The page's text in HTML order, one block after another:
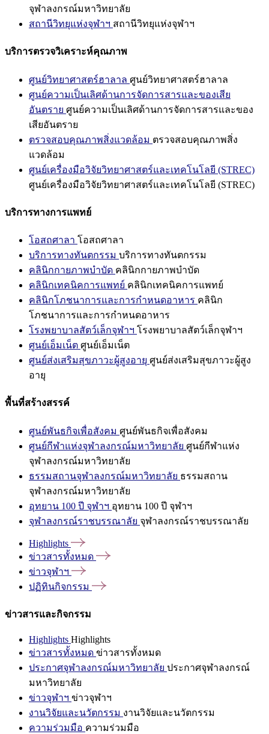
จุฬาลงกรณ์มหาวิทยาลัย
สถานีวิทยุแห่งจุฬาฯ สถานีวิทยุแห่งจุฬาฯ
บริการตรวจวิเคราะห์คุณภาพ
ศูนย์วิทยาศาสตร์ฮาลาล ศูนย์วิทยาศาสตร์ฮาลาล
ศูนย์ความเป็นเลิศด้านการจัดการสารและของเสีย
อันตราย ศูนย์ความเป็นเลิศด้านการจัดการสารและของ
เสียอันตราย
ตรวจสอบคุณภาพสิ่งแวดล้อม ตรวจสอบคุณภาพสิ่ง
แวดล้อม
ศูนย์เครื่องมือวิจัยวิทยาศาสตร์และเทคโนโลยี (STREC)
ศูนย์เครื่องมือวิจัยวิทยาศาสตร์และเทคโนโลยี (STREC)
บริการทางการแพทย์
โอสถศาลา โอสถศาลา
บริการทางทันตกรรม บริการทางทันตกรรม
คลินิกกายภาพบำบัด คลินิกกายภาพบำบัด
คลินิกเทคนิคการแพทย์ คลินิกเทคนิคการแพทย์
คลินิกโภชนาการและการกำหนดอาหาร คลินิก
โภชนาการและการกำหนดอาหาร
โรงพยาบาลสัตว์เล็กจุฬาฯ โรงพยาบาลสัตว์เล็กจุฬาฯ
ศูนย์เอ็มเน็ต ศูนย์เอ็มเน็ต
ศูนย์ส่งเสริมสุขภาวะผู้สูงอายุ ศูนย์ส่งเสริมสุขภาวะผู้สูง
อายุ
พื้นที่สร้างสรรค์
ศูนย์พันธกิจเพื่อสังคม ศูนย์พันธกิจเพื่อสังคม
ศูนย์กีฬาแห่งจุฬาลงกรณ์มหาวิทยาลัย ศูนย์กีฬาแห่ง
จุฬาลงกรณ์มหาวิทยาลัย
ธรรมสถานจุฬาลงกรณ์มหาวิทยาลัย ธรรมสถาน
จุฬาลงกรณ์มหาวิทยาลัย
อุทยาน 100 ปี จุฬาฯ อุทยาน 100 ปี จุฬาฯ
จุฬาลงกรณ์ราชบรรณาลัย จุฬาลงกรณ์ราชบรรณาลัย
Highlights
ข่าวสารทั้งหมด
ข่าวจุฬาฯ
ปฏิทินกิจกรรม
ข่าวสารและกิจกรรม
Highlights Highlights
ข่าวสารทั้งหมด ข่าวสารทั้งหมด
ประกาศจุฬาลงกรณ์มหาวิทยาลัย ประกาศจุฬาลงกรณ์
มหาวิทยาลัย
ข่าวจุฬาฯ ข่าวจุฬาฯ
งานวิจัยและนวัตกรรม งานวิจัยและนวัตกรรม
ความร่วมมือ ความร่วมมือ